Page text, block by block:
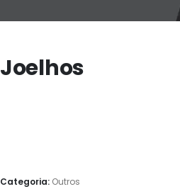
Joelhos
Categoria: Outros